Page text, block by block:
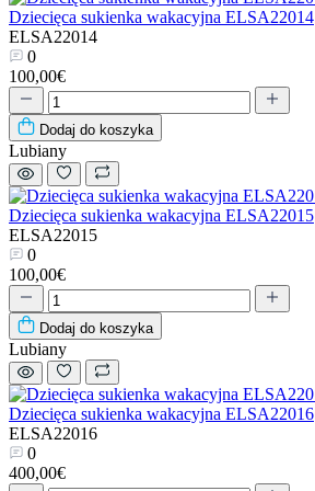
Dziecięca sukienka wakacyjna ELSA22014
ELSA22014
0
100,00€
Dodaj do koszyka
Lubiany
Dziecięca sukienka wakacyjna ELSA22015
ELSA22015
0
100,00€
Dodaj do koszyka
Lubiany
Dziecięca sukienka wakacyjna ELSA22016
ELSA22016
0
400,00€